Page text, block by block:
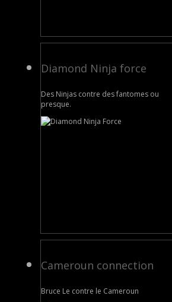
Diamond Ninja force
Des Ninjas contre des fantomes ou
presque.
Cameroun connection
Bruce Le contre le Cameroun